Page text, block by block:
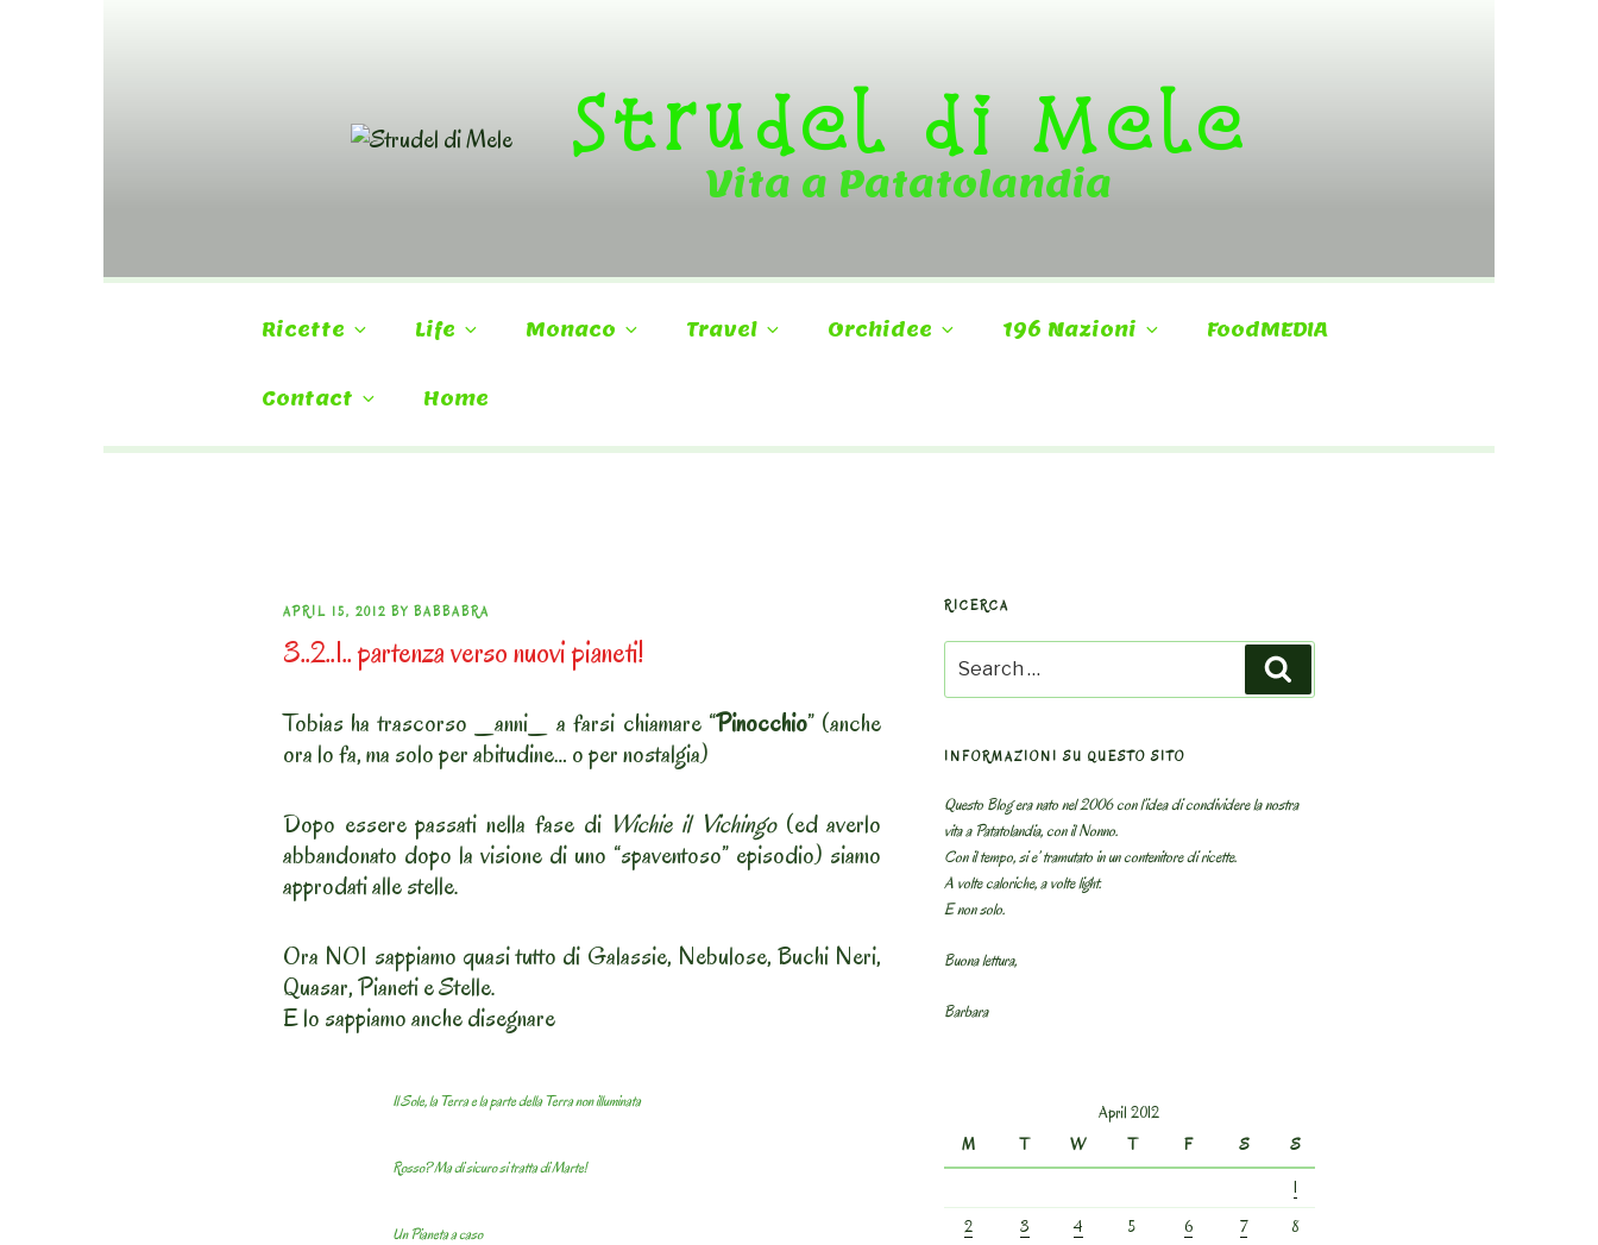
Strudel di Mele
Vita a Patatolandia
Ricette Life Monaco Travel Orchidee 196 Nazioni FoodMEDIA
Contact Home
POSTED
ON
APRIL 15, 2012 BY BABBABRA
3..2..1.. partenza verso nuovi pianeti!
Tobias ha trascorso _anni_ a farsi chiamare “Pinocchio” (anche
ora lo fa, ma solo per abitudine… o per nostalgia)
Dopo essere passati nella fase di Wichie il Vichingo(ed averlo
abbandonato dopo la visione di uno “spaventoso” episodio) siamo
approdati alle stelle.
Ora NOI sappiamo quasi tutto di Galassie, Nebulose, Buchi Neri,
Quasar, Pianeti e Stelle.
E lo sappiamo anche disegnare
Il Sole, la Terra e la parte della Terra non illuminata
Rosso? Ma di sicuro si tratta di Marte!
Un Pianeta a caso
RICERCA
for:
INFORMAZIONI SU QUESTO SITO
Questo Blog era nato nel 2006 con l’idea di condividere la nostra
vita a Patatolandia, con il Nonno.
Con il tempo, si e’ tramutato in un contenitore di ricette.
A volte caloriche, a volte light.
E non solo.
Buona lettura,
Barbara
April 2012
M
T W T F S
S
1
2
3 4 5 6 7
8